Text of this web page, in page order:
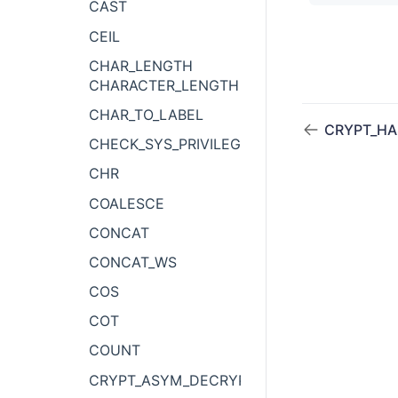
CAST
CEIL
CHAR_LENGTH
CHARACTER_LENGTH
CHAR_TO_LABEL
CHECK_SYS_PRIVILEGE
CHR
COALESCE
CONCAT
CONCAT_WS
COS
COT
COUNT
CRYPT_ASYM_DECRYPT